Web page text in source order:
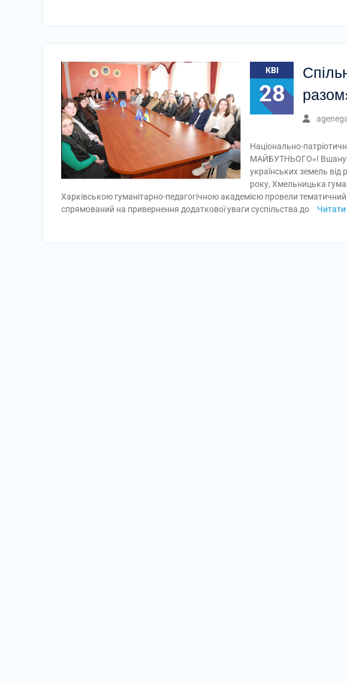
КВІ
28
Національно-
МАЙБУТНЬОГО»!
українських земель від
року, Хмельницька
Харківською гуманітарно-педагогічною академією провели
спрямований на привернення додаткової уваги суспільства до
Читати